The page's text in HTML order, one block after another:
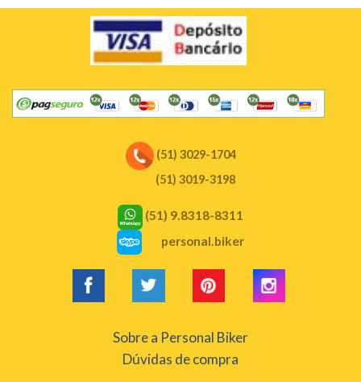
(51) 3029-1704
(51) 3019-3198
(51) 9.8318-8311
personal.biker
Sobre a Personal Biker
Dúvidas de compra